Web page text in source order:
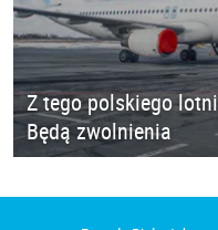
Z tego polskiego
Będą zwolnienia